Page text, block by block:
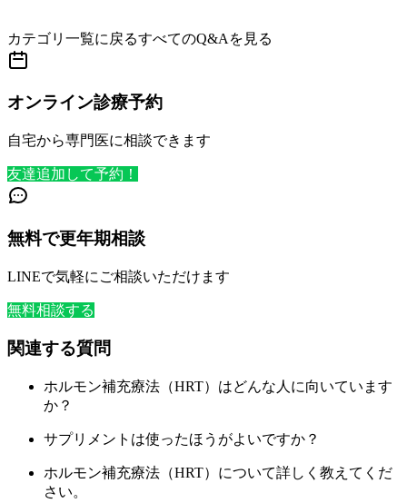
カテゴリ一覧に戻るすべてのQ&Aを見る
オンライン診療予約
自宅から専門医に相談できます
友達追加して予約！
無料で更年期相談
LINEで気軽にご相談いただけます
無料相談する
関連する質問
ホルモン補充療法（HRT）はどんな人に向いています
か？
サプリメントは使ったほうがよいですか？
ホルモン補充療法（HRT）について詳しく教えてくだ
さい。